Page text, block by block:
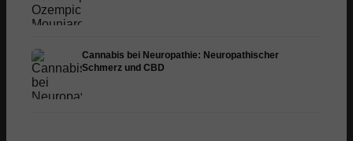
Cannabis bei Neuropathie: Neuropathischer
Schmerz und CBD